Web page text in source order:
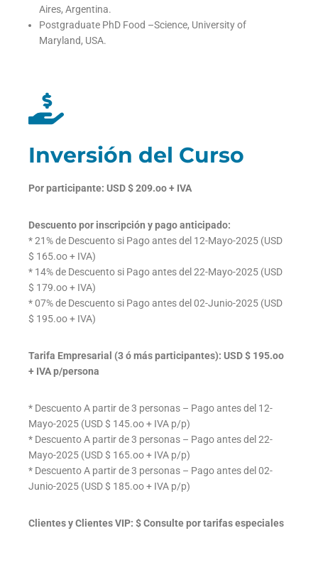
Aires, Argentina.
Postgraduate PhD Food –Science, University of
Maryland, USA.
Inversión del Curso
Por participante: USD $ 209.oo + IVA
Descuento por inscripción y pago anticipado:
* 21% de Descuento si Pago antes del 12-Mayo-2025 (USD
$ 165.oo + IVA)
* 14% de Descuento si Pago antes del 22-Mayo-2025 (USD
$ 179.oo + IVA)
* 07% de Descuento si Pago antes del 02-Junio-2025 (USD
$ 195.oo + IVA)
Tarifa Empresarial (3 ó más participantes): USD $ 195.oo
+ IVA p/persona
* Descuento A partir de 3 personas – Pago antes del 12-
Mayo-2025 (USD $ 145.oo + IVA p/p)
* Descuento A partir de 3 personas – Pago antes del 22-
Mayo-2025 (USD $ 165.oo + IVA p/p)
* Descuento A partir de 3 personas – Pago antes del 02-
Junio-2025 (USD $ 185.oo + IVA p/p)
Clientes y Clientes VIP: $ Consulte por tarifas especiales